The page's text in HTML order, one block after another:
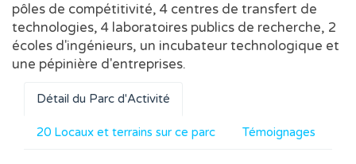
pôles de compétitivité, 4 centres de transfert de
technologies, 4 laboratoires publics de recherche, 2
écoles d'ingénieurs, un incubateur technologique et
une pépinière d'entreprises.
Détail du Parc d'Activité
20 Locaux et terrains sur ce parc Témoignages